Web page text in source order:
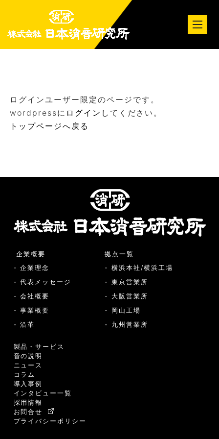
ログインユーザー限定のページです。
wordpressに ログイン してください。
トップページへ戻る
企業概要
- 企業理念
- 代表メッセージ
- 会社概要
- 事業概要
- 沿革
製品・サービス
音の説明
ニュース
コラム
導入事例
インタビュー一覧
採用情報
お問合せ
プライバシーポリシー
拠点一覧
- 横浜本社/横浜工場
- 東京営業所
- 大阪営業所
- 岡山工場
- 九州営業所